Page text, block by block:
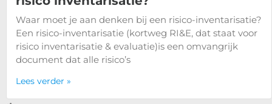
Waar moet je aan denken bij een risico-inventarisatie?
Een risico-inventarisatie (kortweg RI&E, dat staat voor
risico inventarisatie & evaluatie)is een omvangrijk
document dat alle risico’s
Lees verder »